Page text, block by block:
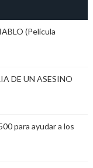
(Película
DE UN ASESINO
para ayudar a los